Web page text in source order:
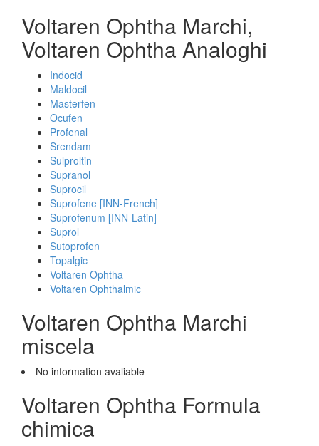
Voltaren Ophtha Marchi,
Voltaren Ophtha Analoghi
Indocid
Maldocil
Masterfen
Ocufen
Profenal
Srendam
Sulproltin
Supranol
Suprocil
Suprofene [INN-French]
Suprofenum [INN-Latin]
Suprol
Sutoprofen
Topalgic
Voltaren Ophtha
Voltaren Ophthalmic
Voltaren Ophtha Marchi
miscela
No information avaliable
Voltaren Ophtha Formula
chimica